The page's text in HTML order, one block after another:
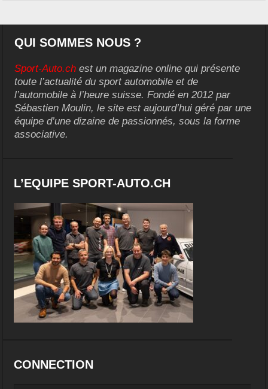
QUI SOMMES NOUS ?
Sport-Auto.ch est un magazine online qui présente
toute l’actualité du sport automobile et de
l’automobile à l’heure suisse. Fondé en 2012 par
Sébastien Moulin, le site est aujourd’hui géré par une
équipe d’une dizaine de passionnés, sous la forme
associative.
L’EQUIPE SPORT-AUTO.CH
CONNECTION